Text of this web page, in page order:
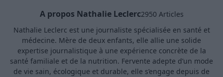
A propos Nathalie Leclerc2950 Articles
Nathalie Leclerc est une journaliste spécialisée en santé et
médecine. Mère de deux enfants, elle allie une solide
expertise journalistique à une expérience concrète de la
santé familiale et de la nutrition. Fervente adepte d’un mode
de vie sain, écologique et durable, elle s’engage depuis de